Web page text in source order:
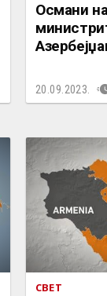
Османи
20.09.2023.
СВЕТ